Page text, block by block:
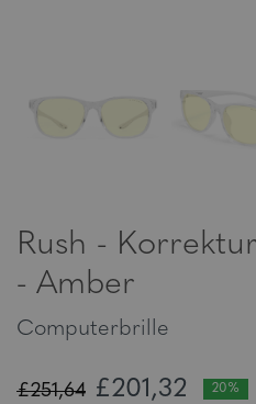
Rush -
- Amber
Computerbrille
£251,64 £201,32 20%